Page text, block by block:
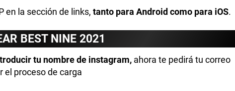
en la sección de links, tanto para Android como para iOS.
BEST NINE 2021
tu nombre de instagram, ahora te pedirá tu correo
el proceso de carga